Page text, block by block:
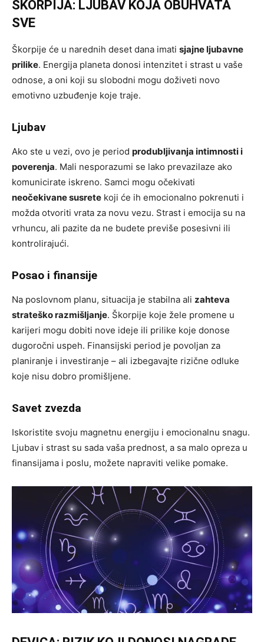
ŠKORPIJA: LJUBAV KOJA OBUHVATA
SVE
Škorpije će u narednih deset dana imati sjajne ljubavne
prilike. Energija planeta donosi intenzitet i strast u vaše
odnose, a oni koji su slobodni mogu doživeti novo
emotivno uzbuđenje koje traje.
Ljubav
Ako ste u vezi, ovo je period produbljivanja intimnosti i
poverenja. Mali nesporazumi se lako prevazilaze ako
komunicirate iskreno. Samci mogu očekivati
neočekivane susrete koji će ih emocionalno pokrenuti i
možda otvoriti vrata za novu vezu. Strast i emocija su na
vrhuncu, ali pazite da ne budete previše posesivni ili
kontrolirajući.
Posao i finansije
Na poslovnom planu, situacija je stabilna ali zahteva
strateško razmišljanje. Škorpije koje žele promene u
karijeri mogu dobiti nove ideje ili prilike koje donose
dugoročni uspeh. Finansijski period je povoljan za
planiranje i investiranje – ali izbegavajte rizične odluke
koje nisu dobro promišljene.
Savet zvezda
Iskoristite svoju magnetnu energiju i emocionalnu snagu.
Ljubav i strast su sada vaša prednost, a sa malo opreza u
finansijama i poslu, možete napraviti velike pomake.